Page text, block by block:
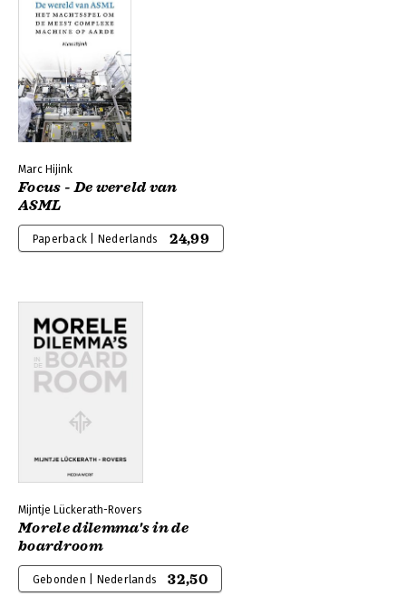
Marc Hijink
Focus - De wereld van
ASML
Paperback | Nederlands 24,99
Mijntje Lückerath-Rovers
Morele dilemma's in de
boardroom
Gebonden | Nederlands 32,50